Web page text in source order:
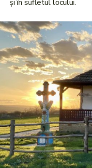
și în sufletul locului.